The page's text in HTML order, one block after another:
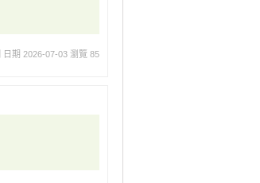
日期 2026-07-03 瀏覽 85